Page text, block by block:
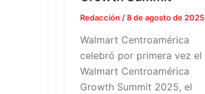
Redacción /8 de agosto de 2025
Walmart Centroamérica
celebró por primera vez el
Walmart Centroamérica
Growth Summit 2025, el